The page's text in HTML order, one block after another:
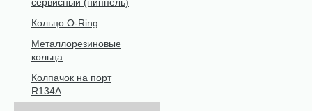
Кольцо O-Ring
Металлорезиновые
кольца
Колпачок на порт
R134A